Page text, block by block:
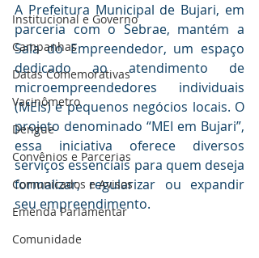
Institucional e Governo
Campanhas
Datas Comemorativas
Vacinômetro
Dengue
Convênios e Parcerias
Comunicados e Avisos
Emenda Parlamentar
Comunidade
A Prefeitura Municipal de Bujari, em
parceria com o Sebrae, mantém a
Sala do Empreendedor, um espaço
dedicado ao atendimento de
microempreendedores individuais
(MEIs) e pequenos negócios locais. O
projeto denominado “MEI em Bujari”,
essa iniciativa oferece diversos
serviços essenciais para quem deseja
formalizar, regularizar ou expandir
seu empreendimento.